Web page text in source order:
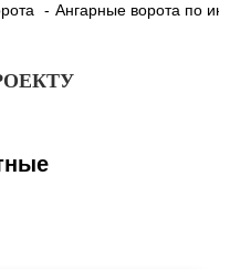
Ангарные ворота по